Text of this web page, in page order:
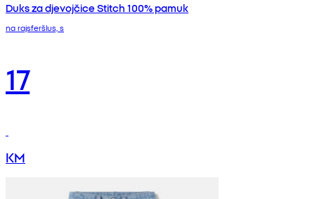
Duks za djevojčice Stitch 100% pamuk
na rajsferšlus, s
17
KM